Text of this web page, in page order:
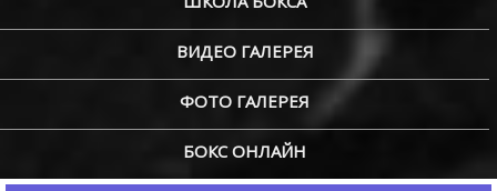
ВИДЕО ГАЛЕРЕЯ
ФОТО ГАЛЕРЕЯ
БОКС ОНЛАЙН